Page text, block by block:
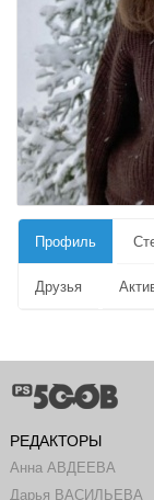
Профиль
Друзья
РЕДАКТОРЫ
Анна АВДЕЕВА
Дарья ВАСИЛЬЕВА